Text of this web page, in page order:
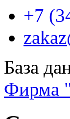
+7
База
Фирма